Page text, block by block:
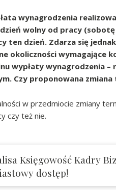
wynagrodzenia
wolny od pracy
ten dzień. Zdarza się
okoliczności wymagające
wypłaty wynagrodzenia –
Czy proponowana
w przedmiocie zmiany
czy też nie.
Księgowość Kadry
dostęp!